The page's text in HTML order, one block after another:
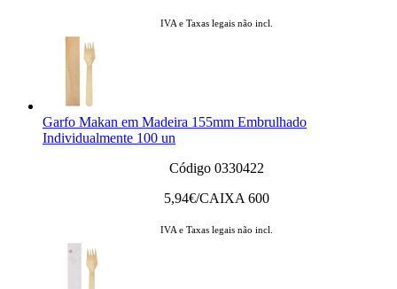
IVA e Taxas legais não incl.
Garfo Makan em Madeira 155mm Embrulhado
Individualmente 100 un
Código 0330422
5,94€/CAIXA 600
IVA e Taxas legais não incl.